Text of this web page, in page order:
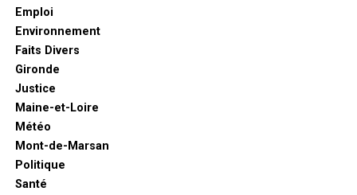
Emploi
Environnement
Faits Divers
Gironde
Justice
Maine-et-Loire
Météo
Mont-de-Marsan
Politique
Santé